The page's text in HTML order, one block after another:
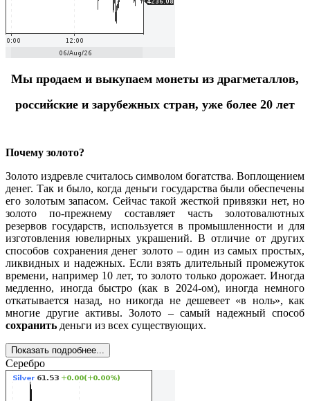
Мы продаем и выкупаем монеты из драгметаллов,
российские и зарубежных стран, уже более 20 лет
Почему золото?
Золото издревле считалось символом богатства. Воплощением
денег. Так и было, когда деньги государства были обеспечены
его золотым запасом. Сейчас такой жесткой привязки нет, но
золото по-прежнему составляет часть золотовалютных
резервов государств, используется в промышленности и для
изготовления ювелирных украшений. В отличие от других
способов сохранения денег золото – один из самых простых,
ликвидных и надежных. Если взять длительный промежуток
времени, например 10 лет, то золото только дорожает. Иногда
медленно, иногда быстро (как в 2024-ом), иногда немного
откатывается назад, но никогда не дешевеет «в ноль», как
многие другие активы. Золото – самый надежный способ
сохранить деньги из всех существующих.
Показать подробнее...
Серебро